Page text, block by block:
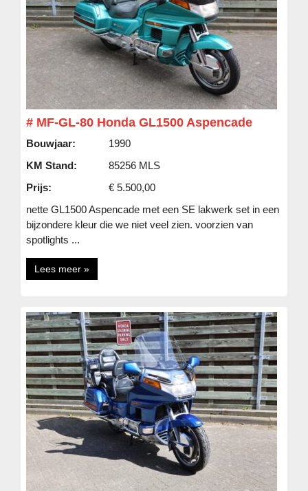
# MF-GL-80 Honda GL1500 Aspencade
Bouwjaar:
1990
KM Stand:
85256 MLS
Prijs:
€ 5.500,00
nette GL1500 Aspencade met een SE lakwerk set in een
bijzondere kleur die we niet veel zien. voorzien van
spotlights ...
Lees meer »